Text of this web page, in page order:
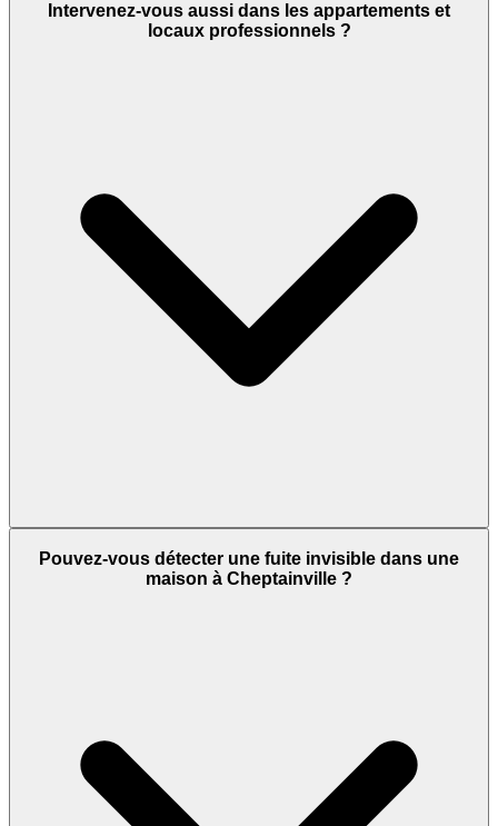
Intervenez-vous aussi dans les appartements et
locaux professionnels ?
Pouvez-vous détecter une fuite invisible dans une
maison à Cheptainville ?